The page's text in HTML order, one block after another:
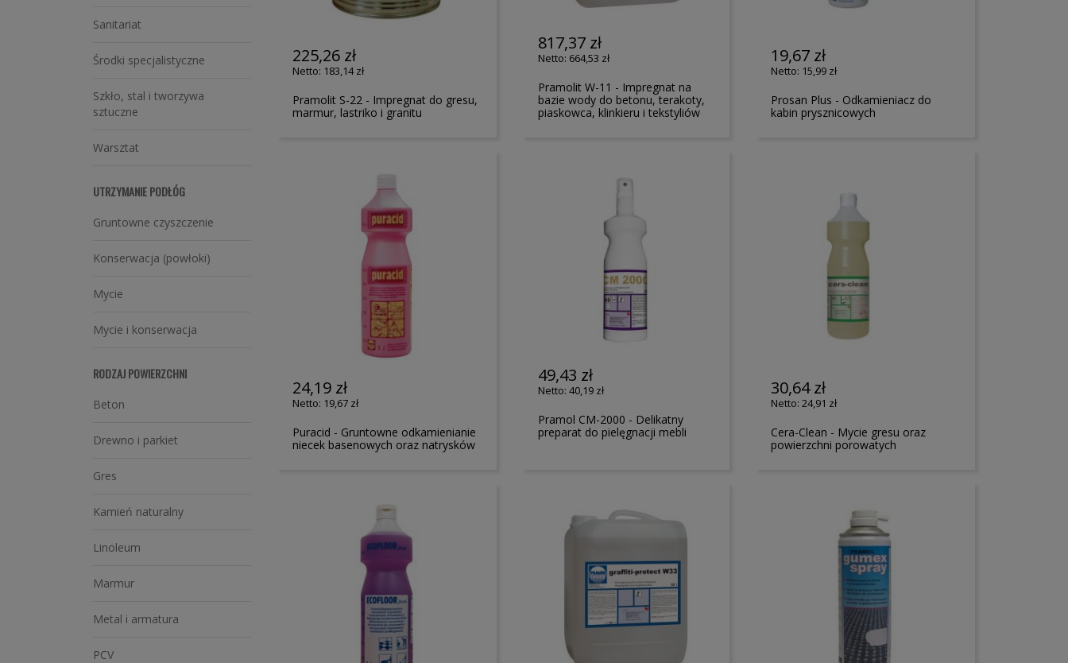
225,26 zł
183,14 zł
Pramolit S-22 - Impregnat do gresu,
marmur, lastriko i granitu
817,37 zł
664,53 zł
Pramolit W-11 - Impregnat na
bazie wody do betonu, terakoty,
piaskowca, klinkieru i tekstyliów
19,67 zł
15,99 zł
Prosan Plus - Odkamieniacz do
kabin prysznicowych
24,19 zł
19,67 zł
Puracid - Gruntowne odkamienianie
niecek basenowych oraz natrysków
49,43 zł
40,19 zł
Pramol CM-2000 - Delikatny
preparat do pielęgnacji mebli
30,64 zł
24,91 zł
Cera-Clean - Mycie gresu oraz
powierzchni porowatych
Sanitariat
Środki specjalistyczne
Szkło, stal i tworzywa
sztuczne
Warsztat
UTRZYMANIE PODŁÓG
Gruntowne czyszczenie
Konserwacja (powłoki)
Mycie
Mycie i konserwacja
RODZAJ POWIERZCHNI
Beton
Drewno i parkiet
Gres
Kamień naturalny
Linoleum
Marmur
Metal i armatura
PCV